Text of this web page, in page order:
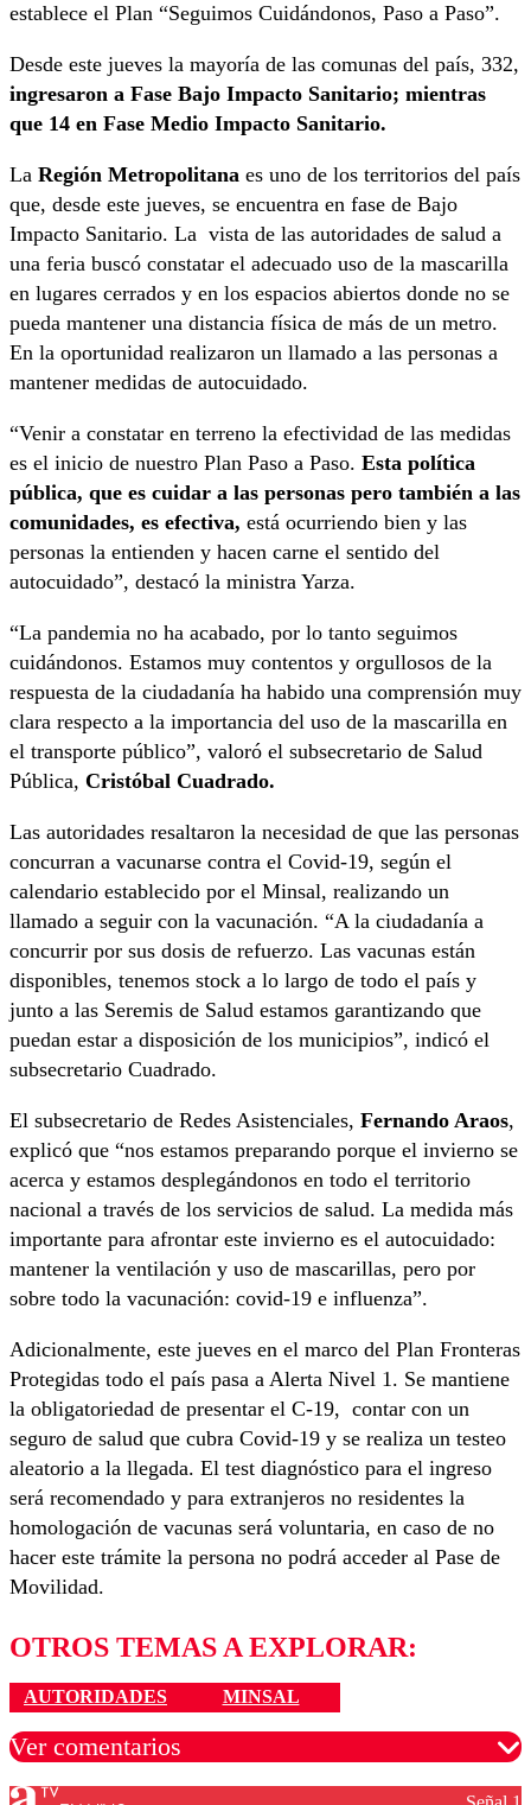
establece el Plan “Seguimos Cuidándonos, Paso a Paso”.
Desde este jueves la mayoría de las comunas del país, 332,
ingresaron a Fase Bajo Impacto Sanitario; mientras
que 14 en Fase Medio Impacto Sanitario.
La Región Metropolitana es uno de los territorios del país
que, desde este jueves, se encuentra en fase de Bajo
Impacto Sanitario. La vista de las autoridades de salud a
una feria buscó constatar el adecuado uso de la mascarilla
en lugares cerrados y en los espacios abiertos donde no se
pueda mantener una distancia física de más de un metro.
En la oportunidad realizaron un llamado a las personas a
mantener medidas de autocuidado.
“Venir a constatar en terreno la efectividad de las medidas
es el inicio de nuestro Plan Paso a Paso. Esta política
pública, que es cuidar a las personas pero también a las
comunidades, es efectiva, está ocurriendo bien y las
personas la entienden y hacen carne el sentido del
autocuidado”, destacó la ministra Yarza.
“La pandemia no ha acabado, por lo tanto seguimos
cuidándonos. Estamos muy contentos y orgullosos de la
respuesta de la ciudadanía ha habido una comprensión muy
clara respecto a la importancia del uso de la mascarilla en
el transporte público”, valoró el subsecretario de Salud
Pública, Cristóbal Cuadrado.
Las autoridades resaltaron la necesidad de que las personas
concurran a vacunarse contra el Covid-19, según el
calendario establecido por el Minsal, realizando un
llamado a seguir con la vacunación. “A la ciudadanía a
concurrir por sus dosis de refuerzo. Las vacunas están
disponibles, tenemos stock a lo largo de todo el país y
junto a las Seremis de Salud estamos garantizando que
puedan estar a disposición de los municipios”, indicó el
subsecretario Cuadrado.
El subsecretario de Redes Asistenciales, Fernando Araos,
explicó que “nos estamos preparando porque el invierno se
acerca y estamos desplegándonos en todo el territorio
nacional a través de los servicios de salud. La medida más
importante para afrontar este invierno es el autocuidado:
mantener la ventilación y uso de mascarillas, pero por
sobre todo la vacunación: covid-19 e influenza”.
Adicionalmente, este jueves en el marco del Plan Fronteras
Protegidas todo el país pasa a Alerta Nivel 1. Se mantiene
la obligatoriedad de presentar el C-19, contar con un
seguro de salud que cubra Covid-19 y se realiza un testeo
aleatorio a la llegada. El test diagnóstico para el ingreso
será recomendado y para extranjeros no residentes la
homologación de vacunas será voluntaria, en caso de no
hacer este trámite la persona no podrá acceder al Pase de
Movilidad.
OTROS TEMAS A EXPLORAR:
AUTORIDADES MINSAL
Ver comentarios